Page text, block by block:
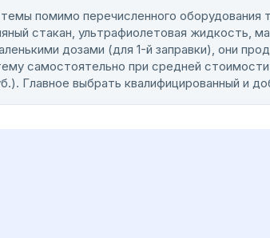
помимо перечисленного оборудования
стакан, ультрафиолетовая жидкость,
дозами (для 1-й заправки), они
самостоятельно при средней
Главное выбрать квалифицированный и